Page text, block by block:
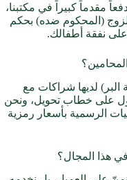
مقدماً كبيراً في مكتبنا،
(المحكوم ضده) بحكم
نفقة أطفالك.
البر) لديها شراكات مع
على خطاب تحويل، ونحن
الرسمية بأسعار رمزية